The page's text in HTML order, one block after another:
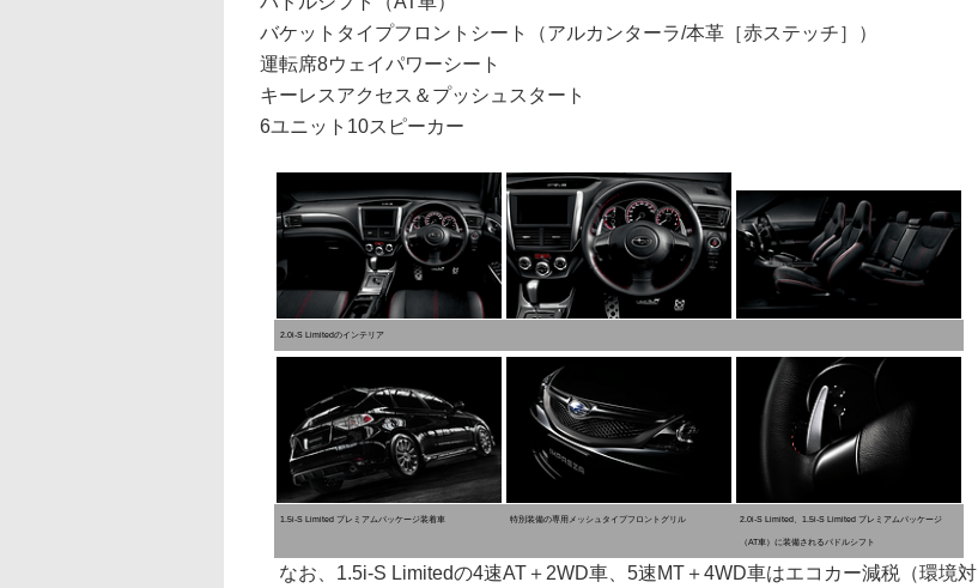
バケットタイプフロントシート（アルカンターラ/本革［赤ステッチ］）
運転席8ウェイパワーシート
キーレスアクセス＆プッシュスタート
6ユニット10スピーカー
2.0i-S Limitedのインテリア
1.5i-S Limited プレミアムパッケージ装着車 特別装備の専用メッシュタイプフロントグリル 2.0i-S Limited、1.5i-S Limited プレミアムパッケージ
（AT車）に装備されるパドルシフト
なお、1.5i-S Limitedの4速AT＋2WD車、5速MT＋4WD車はエコカー減税（環境対